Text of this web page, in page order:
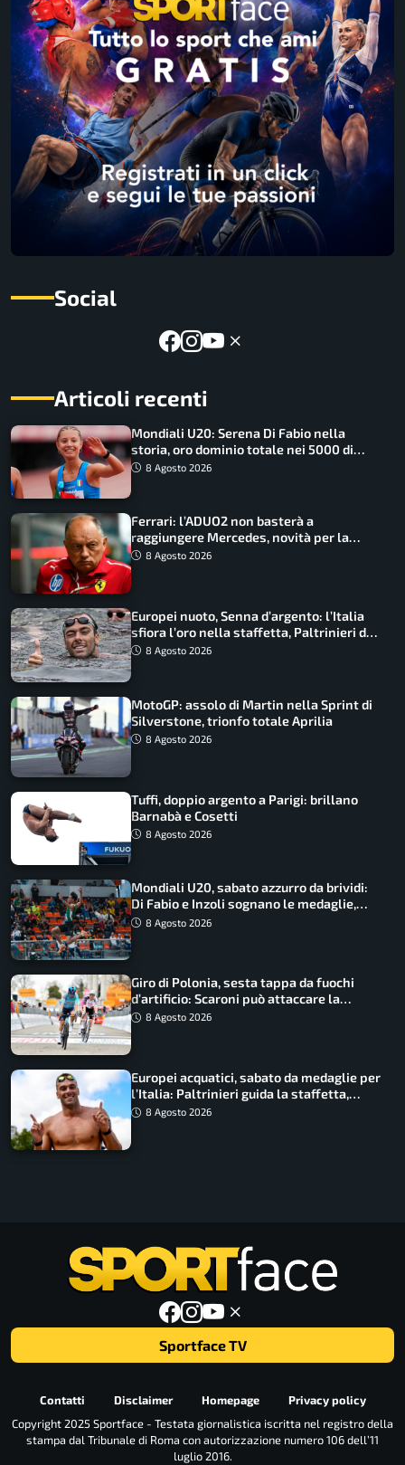
Social
Articoli recenti
Mondiali U20: Serena Di Fabio nella
storia, oro dominio totale nei 5000 di
marcia
8 Agosto 2026
Ferrari: l’ADUO2 non basterà a
raggiungere Mercedes, novità per la
Macarena
8 Agosto 2026
Europei nuoto, Senna d’argento: l’Italia
sfiora l’oro nella staffetta, Paltrinieri da
urlo, il bilancio azzurro
8 Agosto 2026
MotoGP: assolo di Martin nella Sprint di
Silverstone, trionfo totale Aprilia
8 Agosto 2026
Tuffi, doppio argento a Parigi: brillano
Barnabà e Cosetti
8 Agosto 2026
Mondiali U20, sabato azzurro da brividi:
Di Fabio e Inzoli sognano le medaglie,
Castellani e Succo in finale
8 Agosto 2026
Giro di Polonia, sesta tappa da fuochi
d’artificio: Scaroni può attaccare la
maglia di Lemmen
8 Agosto 2026
Europei acquatici, sabato da medaglie per
l’Italia: Paltrinieri guida la staffetta,
Barnabà sogna l’oro dalle grandi altezze
8 Agosto 2026
Sportface TV
Contatti Disclaimer Homepage
Privacy policy
Copyright 2025 Sportface - Testata giornalistica iscritta nel registro della
stampa dal Tribunale di Roma con autorizzazione numero 106 dell’11
luglio 2016.